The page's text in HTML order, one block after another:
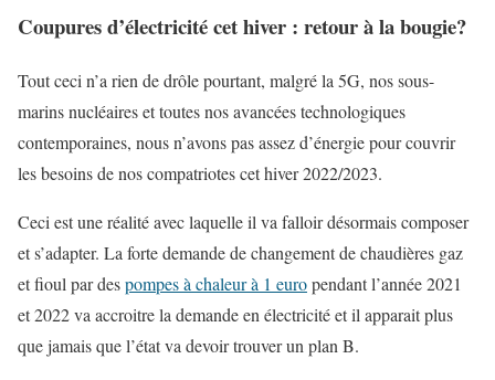
Coupures d’électricité cet hiver : retour à la bougie?
Tout ceci n’a rien de drôle pourtant, malgré la 5G, nos sous-
marins nucléaires et toutes nos avancées technologiques
contemporaines, nous n’avons pas assez d’énergie pour couvrir
les besoins de nos compatriotes cet hiver 2022/2023.
Ceci est une réalité avec laquelle il va falloir désormais composer
et s’adapter. La forte demande de changement de chaudières gaz
et fioul par despompes à chaleur à 1 europendant l’année 2021
et 2022 va accroitre la demande en électricité et il apparait plus
que jamais que l’état va devoir trouver un plan B.